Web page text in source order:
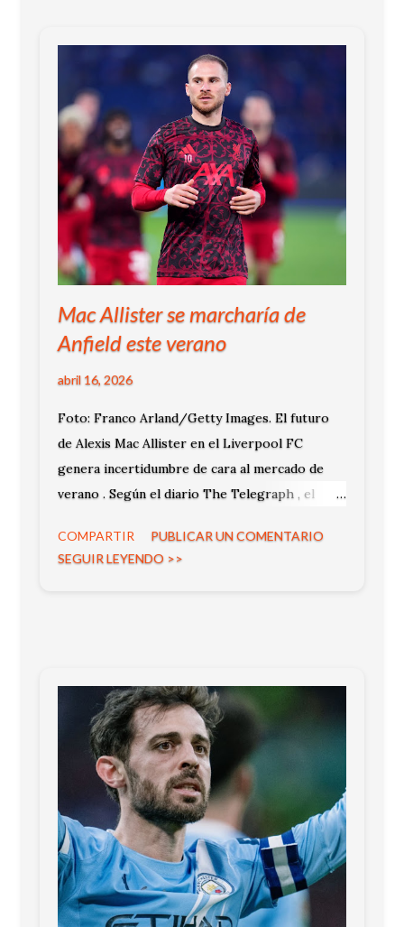
Mac Allister se marcharía de
Anfield este verano
abril 16, 2026
Foto: Franco Arland/Getty Images. El futuro
de Alexis Mac Allister en el Liverpool FC
genera incertidumbre de cara al mercado de
verano . Según el diario The Telegraph , el
Anfield en medio de una profunda
reestructuración deportiva tras una temporada
COMPARTIR
PUBLICAR UN COMENTARIO
SEGUIR LEYENDO >>